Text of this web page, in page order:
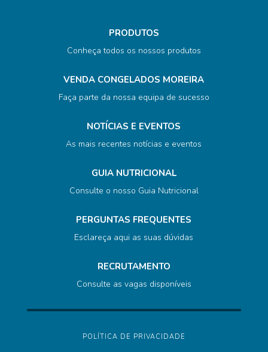
PRODUTOS
Conheça todos os nossos produtos
VENDA CONGELADOS MOREIRA
Faça parte da nossa equipa de sucesso
NOTÍCIAS E EVENTOS
As mais recentes notícias e eventos
GUIA NUTRICIONAL
Consulte o nosso Guia Nutricional
PERGUNTAS FREQUENTES
Esclareça aqui as suas dúvidas
RECRUTAMENTO
Consulte as vagas disponíveis
POLÍTICA DE PRIVACIDADE